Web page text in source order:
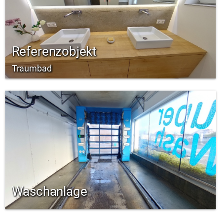
Referenzobjekt
Traumbad
Waschanlage